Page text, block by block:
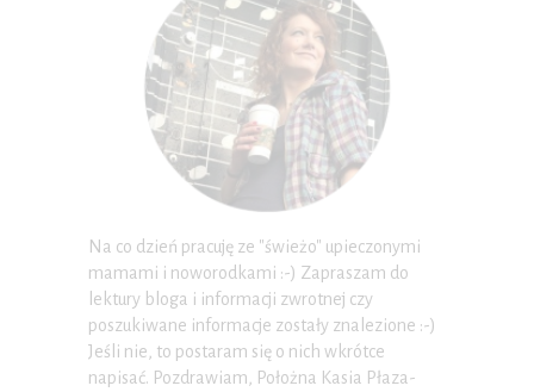
Na co dzień pracuję ze "świeżo" upieczonymi
mamami i noworodkami :-) Zapraszam do
lektury bloga i informacji zwrotnej czy
poszukiwane informacje zostały znalezione :-)
Jeśli nie, to postaram się o nich wkrótce
napisać. Pozdrawiam, Położna Kasia Płaza-